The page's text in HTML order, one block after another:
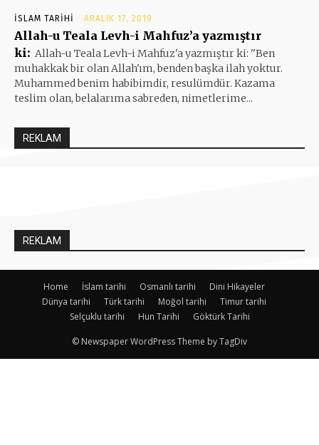
İSLAM TARIHI ARALIK 17, 2019
Allah-u Teala Levh-i Mahfuz’a yazmıştır
ki: Allah-u Teala Levh-i Mahfuz'a yazmıştır ki: ''Ben
muhakkak bir olan Allah'ım, benden başka ilah yoktur.
Muhammed benim habibimdir, resulümdür. Kazama
teslim olan, belalarıma sabreden, nimetlerime...
REKLAM
REKLAM
Home İslam tarihi Osmanlı tarihi
Dini Hikayeler
Dünya tarihi
Türk tarihi Moğol tarihi
Timur tarihi
Selçuklu tarihi
Hun Tarihi Göktürk Tarihi
© Newspaper WordPress Theme by TagDiv